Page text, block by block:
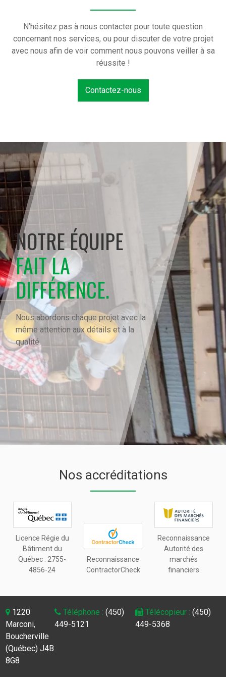
N’hésitez pas à nous contacter pour toute question
concernant nos services, ou pour discuter de votre projet
avec nous afin de voir comment nous pouvons veiller à sa
réussite !
Contactez-nous
NOTRE ÉQUIPE
FAIT LA
DIFFÉRENCE.
Nous abordons chaque projet avec la
même attention aux détails et à la
qualité.
Nos accréditations
Licence Régie du
Bâtiment du
Québec :2755-
4856-24
Reconnaissance
ContractorCheck
Reconnaissance
Autorité des
marchés
financiers
1220
Marconi,
Boucherville
(Québec) J4B
8G8
Téléphone : (450)
449-5121
Télécopieur : (450)
449-5368